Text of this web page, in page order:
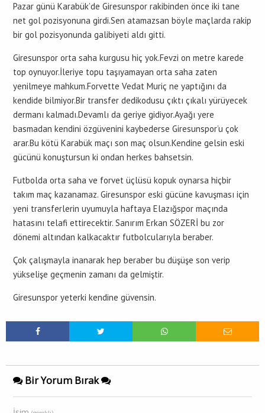
Pazar günü Karabük’de Giresunspor rakibinden önce iki tane
net gol pozisyonuna girdi.Sen atamazsan böyle maçlarda rakip
bir gol pozisyonunda galibiyeti aldı gitti.
Giresunspor orta saha kurgusu hiç yok.Fevzi on metre karede
top oynuyor.İleriye topu taşıyamayan orta saha zaten
yenilmeye mahkum.Forvette Vedat Muriç ne yaptığını da
kendide bilmiyor.Bir transfer dedikodusu çıktı çıkalı yürüyecek
dermanı kalmadı.Devamlı da geriye gidiyor.Ayağı yere
basmadan kendini özgüvenini kaybederse Giresunspor’u çok
arar.Bu kötü Karabük maçı son maç olsun.Kendine gelsin eski
gücünü konuştursun ki ondan herkes bahsetsin.
Futbolda orta saha ve forvet üçlüsü kopuk oynarsa hiçbir
takım maç kazanamaz. Giresunspor eski gücüne kavuşması için
yeni transferlerin uyumuyla haftaya Elazığspor maçında
hatasını telafi ettirecektir. Sanırım Erkan SÖZERİ bu zor
dönemi altından kalkacaktır futbolcularıyla beraber.
Çok çalışmayla inanarak hep beraber bu düşüşe son verip
yükselişe geçmenin zamanı da gelmiştir.
Giresunspor yeterki kendine güvensin.
Bir Yorum Bırak